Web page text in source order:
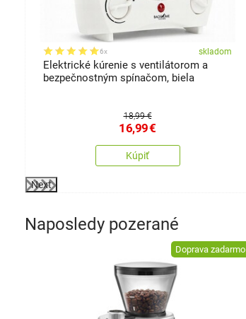
6x skladom
Elektrické kúrenie s ventilátorom a
bezpečnostným spínačom, biela
18,99 €
16,99€
Kúpiť
Next
Naposledy pozerané
Doprava zadarmo